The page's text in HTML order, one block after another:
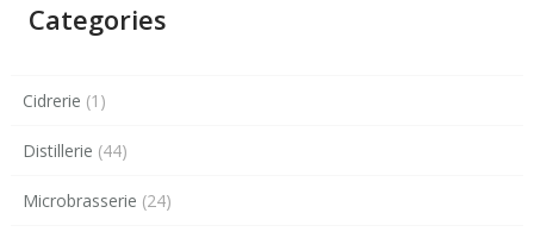
Categories
Cidrerie (1)
Distillerie (44)
Microbrasserie (24)